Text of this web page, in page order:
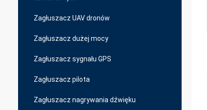
Zagłuszacz UAV dronów
Zagłuszacz dużej mocy
Zagłuszacz sygnału GPS
Zagłuszacz pilota
Zagłuszacz nagrywania dźwięku